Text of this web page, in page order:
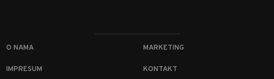
O NAMA MARKETING
IMPRESUM KONTAKT